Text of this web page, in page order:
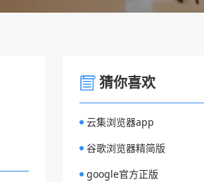
猜你喜欢
云集浏览器app
谷歌浏览器精简版
google官方正版